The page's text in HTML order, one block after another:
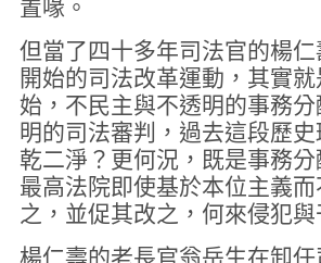
置喙。
但當了四十多年司法官的楊
開始的司法改革運動，其實
始，不民主與不透明的事務
明的司法審判，過去這段歷
乾二淨？更何況，既是事務
最高法院即使基於本位主義
之，並促其改之，何來侵犯
楊仁壽的老長官翁岳生在卸